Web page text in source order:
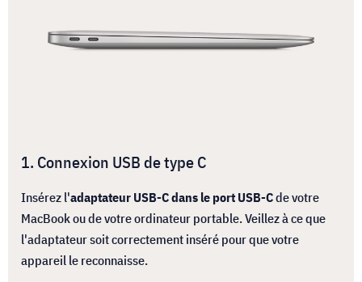
1. Connexion USB de type C
Insérez l'adaptateur USB-C dans le port USB-Cde votre
MacBook ou de votre ordinateur portable. Veillez à ce que
l'adaptateur soit correctement inséré pour que votre
appareil le reconnaisse.